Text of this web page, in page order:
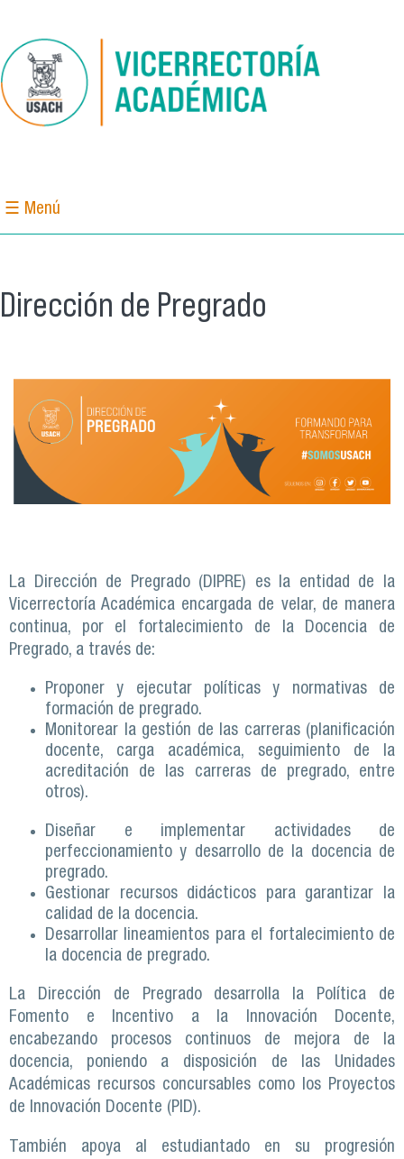
☰ Menú
Dirección de Pregrado
banner_dipre.png
La Dirección de Pregrado (DIPRE) es la entidad de la
Vicerrectoría Académica encargada de velar, de manera
continua, por el fortalecimiento de la Docencia de
Pregrado, a través de:
Proponer y ejecutar políticas y normativas de
formación de pregrado.
Monitorear la gestión de las carreras (planificación
docente, carga académica, seguimiento de la
acreditación de las carreras de pregrado, entre
otros).
Diseñar e implementar actividades de
perfeccionamiento y desarrollo de la docencia de
pregrado.
Gestionar recursos didácticos para garantizar la
calidad de la docencia.
Desarrollar lineamientos para el fortalecimiento de
la docencia de pregrado.
La Dirección de Pregrado desarrolla la Política de
Fomento e Incentivo a la Innovación Docente,
encabezando procesos continuos de mejora de la
docencia, poniendo a disposición de las Unidades
Académicas recursos concursables como los Proyectos
de Innovación Docente (PID).
También apoya al estudiantado en su progresión